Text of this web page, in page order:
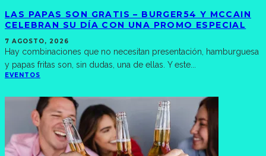
LAS PAPAS SON GRATIS – BURGER54 Y MCCAIN
CELEBRAN SU DÍA CON UNA PROMO ESPECIAL
7 AGOSTO, 2026
Hay combinaciones que no necesitan presentación, hamburguesa
y papas fritas son, sin dudas, una de ellas. Y este
EVENTOS